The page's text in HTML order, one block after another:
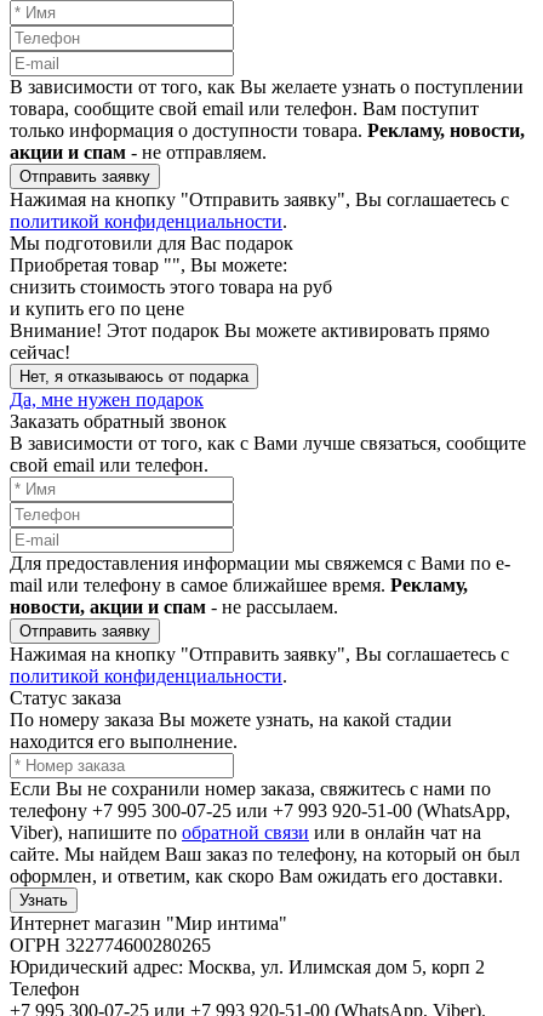
В зависимости от того, как Вы желаете узнать о поступлении
товара, сообщите свой email или телефон. Вам поступит
только информация о доступности товара. Рекламу, новости,
акции и спам - не отправляем.
Отправить заявку
Нажимая на кнопку "Отправить заявку", Вы соглашаетесь с
политикой конфиденциальности.
Мы подготовили для Вас подарок
Приобретая товар "", Вы можете:
снизить стоимость этого товара на руб
и купить его по цене
Внимание! Этот подарок Вы можете активировать прямо
сейчас!
Нет, я отказываюсь от подарка
Да, мне нужен подарок
Заказать обратный звонок
В зависимости от того, как с Вами лучше связаться, сообщите
свой email или телефон.
Для предоставления информации мы свяжемся с Вами по e-
mail или телефону в самое ближайшее время. Рекламу,
новости, акции и спам - не рассылаем.
Отправить заявку
Нажимая на кнопку "Отправить заявку", Вы соглашаетесь с
политикой конфиденциальности.
Статус заказа
По номеру заказа Вы можете узнать, на какой стадии
находится его выполнение.
Если Вы не сохранили номер заказа, свяжитесь с нами по
телефону +7 995 300-07-25 или +7 993 920-51-00 (WhatsApp,
Viber), напишите по обратной связи или в онлайн чат на
сайте. Мы найдем Ваш заказ по телефону, на который он был
оформлен, и ответим, как скоро Вам ожидать его доставки.
Узнать
Интернет магазин "Мир интима"
ОГРН 322774600280265
Юридический адрес: Москва, ул. Илимская дом 5, корп 2
Телефон
+7 995 300-07-25 или +7 993 920-51-00 (WhatsApp, Viber).